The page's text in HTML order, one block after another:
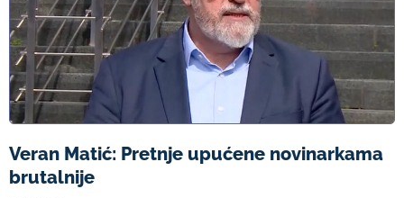
Veran Matić: Pretnje upućene novinarkama
brutalnije